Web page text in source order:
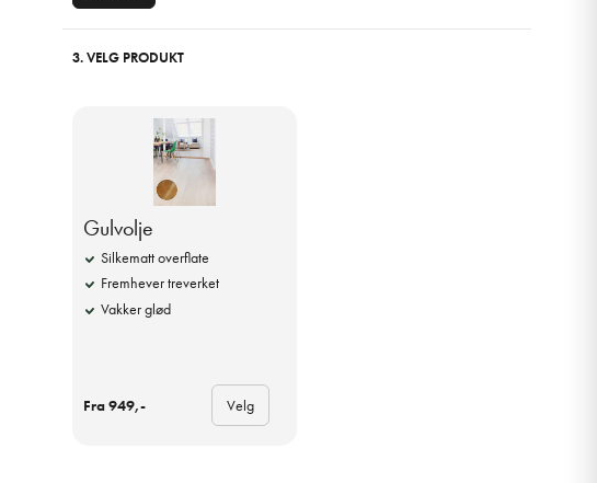
3. VELG PRODUKT
Gulvolje
Silkematt overflate
Fremhever treverket
Vakker glød
Fra 949,- Velg